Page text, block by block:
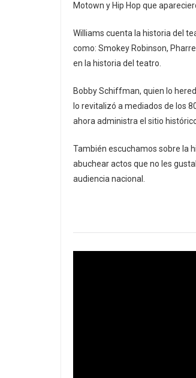
Motown y Hip Hop que
Williams cuenta la historia del
como: Smokey Robinson,
en la historia del teatro.
Bobby Schiffman, quien lo
lo revitalizó a mediados de los
ahora administra el sitio
También escuchamos sobre la
abuchear actos que no les
audiencia nacional.